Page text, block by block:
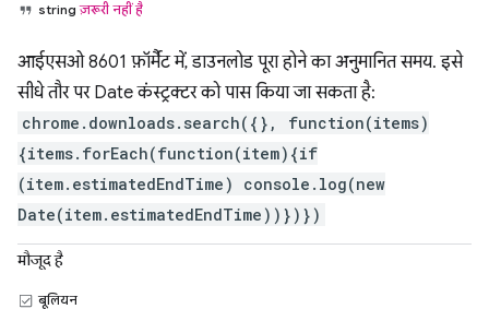
stringज़रूरी नहीं है
आईएसओ 8601 फ़ॉर्मैट में, डाउनलोड पूरा होने का अनुमानित समय. इसे
सीधे तौर पर Date कंस्ट्रक्टर को पास किया जा सकता है:
chrome.downloads.search({}, function(items)
{items.forEach(function(item){if
(item.estimatedEndTime) console.log(new
Date(item.estimatedEndTime))})})
मौजूद है
बूलियन